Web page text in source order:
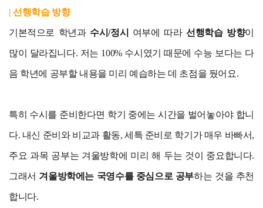
| 선행학습 방향
기본적으로 학년과 수시/정시 여부에 따라선행학습 방향이
많이 달라집니다. 저는 100% 수시였기 때문에 수능 보다는 다
음 학년에 공부할 내용을 미리 예습하는 데 초점을 뒀어요.
특히 수시를 준비한다면 학기 중에는 시간을 벌어놓아야 합니
다. 내신 준비와 비교과 활동, 세특 준비로 학기가 매우 바빠서,
주요 과목 공부는 겨울방학에 미리 해 두는 것이 중요합니다.
그래서 겨울방학에는 국영수를 중심으로 공부하는 것을 추천
합니다.